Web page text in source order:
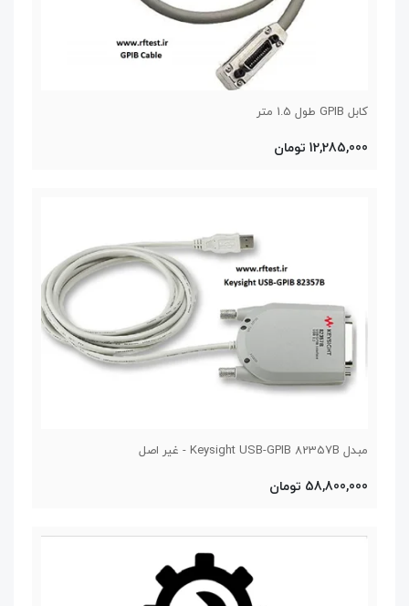
کابل GPIB طول 1.5 متر
12,285,000 تومان
مبدل Keysight USB-GPIB 82357B - غیر اصل
58,800,000 تومان